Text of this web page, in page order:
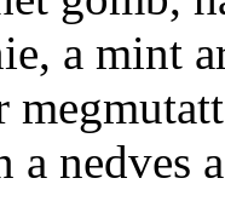
a mint
a nedves